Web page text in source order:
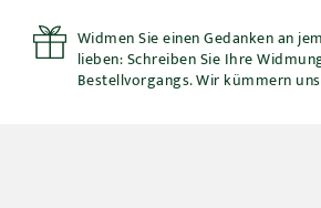
Menge
Widmen Sie einen Gedanken an
lieben: Schreiben Sie Ihre
Bestellvorgangs. Wir kümmern